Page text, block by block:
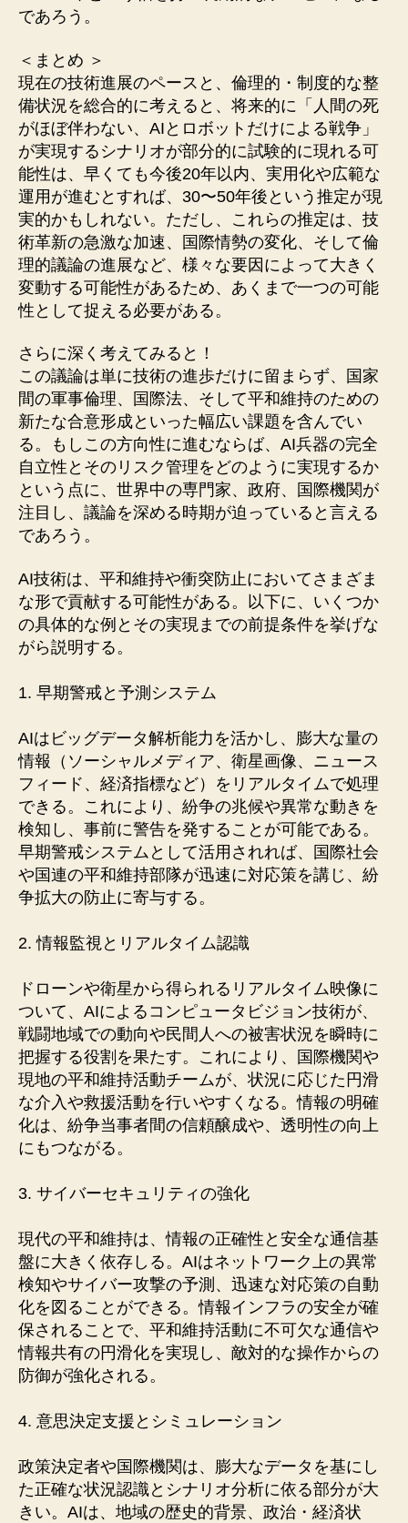
であろう。
＜まとめ ＞
現在の技術進展のペースと、倫理的・制度的な整
備状況を総合的に考えると、将来的に「人間の死
がほぼ伴わない、AIとロボットだけによる戦争」
が実現するシナリオが部分的に試験的に現れる可
能性は、早くても今後20年以内、実用化や広範な
運用が進むとすれば、30〜50年後という推定が現
実的かもしれない。ただし、これらの推定は、技
術革新の急激な加速、国際情勢の変化、そして倫
理的議論の進展など、様々な要因によって大きく
変動する可能性があるため、あくまで一つの可能
性として捉える必要がある。
さらに深く考えてみると！
この議論は単に技術の進歩だけに留まらず、国家
間の軍事倫理、国際法、そして平和維持のための
新たな合意形成といった幅広い課題を含んでい
る。もしこの方向性に進むならば、AI兵器の完全
自立性とそのリスク管理をどのように実現するか
という点に、世界中の専門家、政府、国際機関が
注目し、議論を深める時期が迫っていると言える
であろう。
AI技術は、平和維持や衝突防止においてさまざま
な形で貢献する可能性がある。以下に、いくつか
の具体的な例とその実現までの前提条件を挙げな
がら説明する。
1. 早期警戒と予測システム
AIはビッグデータ解析能力を活かし、膨大な量の
情報（ソーシャルメディア、衛星画像、ニュース
フィード、経済指標など）をリアルタイムで処理
できる。これにより、紛争の兆候や異常な動きを
検知し、事前に警告を発することが可能である。
早期警戒システムとして活用されれば、国際社会
や国連の平和維持部隊が迅速に対応策を講じ、紛
争拡大の防止に寄与する。
2. 情報監視とリアルタイム認識
ドローンや衛星から得られるリアルタイム映像に
ついて、AIによるコンピュータビジョン技術が、
戦闘地域での動向や民間人への被害状況を瞬時に
把握する役割を果たす。これにより、国際機関や
現地の平和維持活動チームが、状況に応じた円滑
な介入や救援活動を行いやすくなる。情報の明確
化は、紛争当事者間の信頼醸成や、透明性の向上
にもつながる。
3. サイバーセキュリティの強化
現代の平和維持は、情報の正確性と安全な通信基
盤に大きく依存しる。AIはネットワーク上の異常
検知やサイバー攻撃の予測、迅速な対応策の自動
化を図ることができる。情報インフラの安全が確
保されることで、平和維持活動に不可欠な通信や
情報共有の円滑化を実現し、敵対的な操作からの
防御が強化される。
4. 意思決定支援とシミュレーション
政策決定者や国際機関は、膨大なデータを基にし
た正確な状況認識とシナリオ分析に依る部分が大
きい。AIは、地域の歴史的背景、政治・経済状